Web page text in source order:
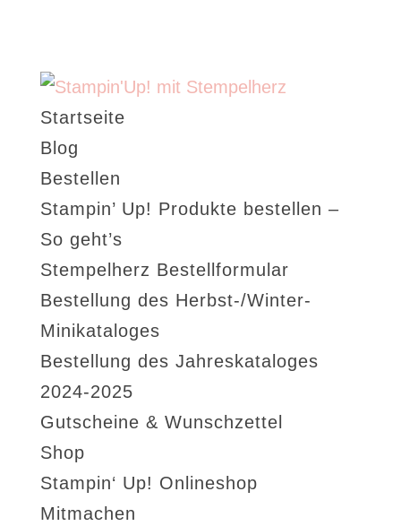
Startseite
Blog
Bestellen
Stampin’ Up! Produkte bestellen –
So geht’s
Stempelherz Bestellformular
Bestellung des Herbst-/Winter-
Minikataloges
Bestellung des Jahreskataloges
2024-2025
Gutscheine & Wunschzettel
Shop
Stampin‘ Up! Onlineshop
Mitmachen